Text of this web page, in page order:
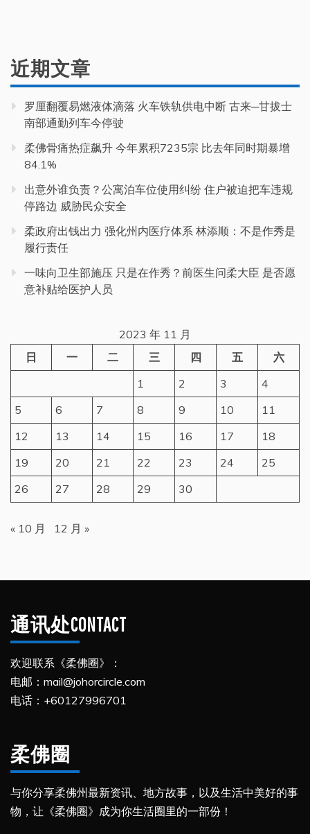
近期文章
罗厘翻覆易燃液体滴落 火车铁轨供电中断 古来─甘拔士
南部通勤列车今停驶
柔佛骨痛热症飙升 今年累积7235宗 比去年同时期暴增
84.1%
出意外谁负责？公寓泊车位使用纠纷 住户被迫把车违规
停路边 威胁民众安全
柔政府出钱出力 强化州内医疗体系 林添顺：不是作秀是
履行责任
一味向卫生部施压 只是在作秀？前医生问柔大臣 是否愿
意补贴给医护人员
2023 年 11 月
日
一 二 三 四 五
六
1
2 3
4
5
6 7 8 9 10
11
12
13 14 15 16 17
18
19
20 21 22 23 24
25
26
27 28 29 30
« 10 月 12 月 »
通讯处CONTACT
欢迎联系《柔佛圈》：
电邮：mail@johorcircle.com
电话：+60127996701
柔佛圈
与你分享柔佛州最新资讯、地方故事，以及生活中美好的事
物，让《柔佛圈》成为你生活圈里的一部份！